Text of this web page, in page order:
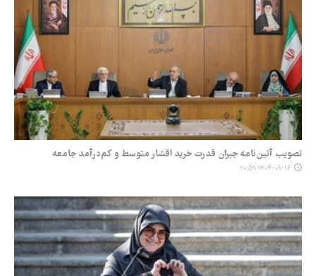
تصویب آئین‌نامه جبران قدرت خرید اقشار متوسط و کم‌درآمد جامعه
۱۴۰۴-۰۹-۱۶ ۲۰:۵۹